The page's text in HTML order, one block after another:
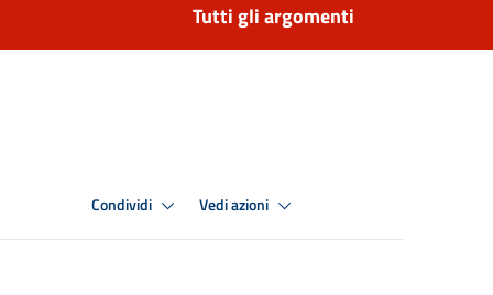
Tutti gli argomenti
Condividi Vedi azioni